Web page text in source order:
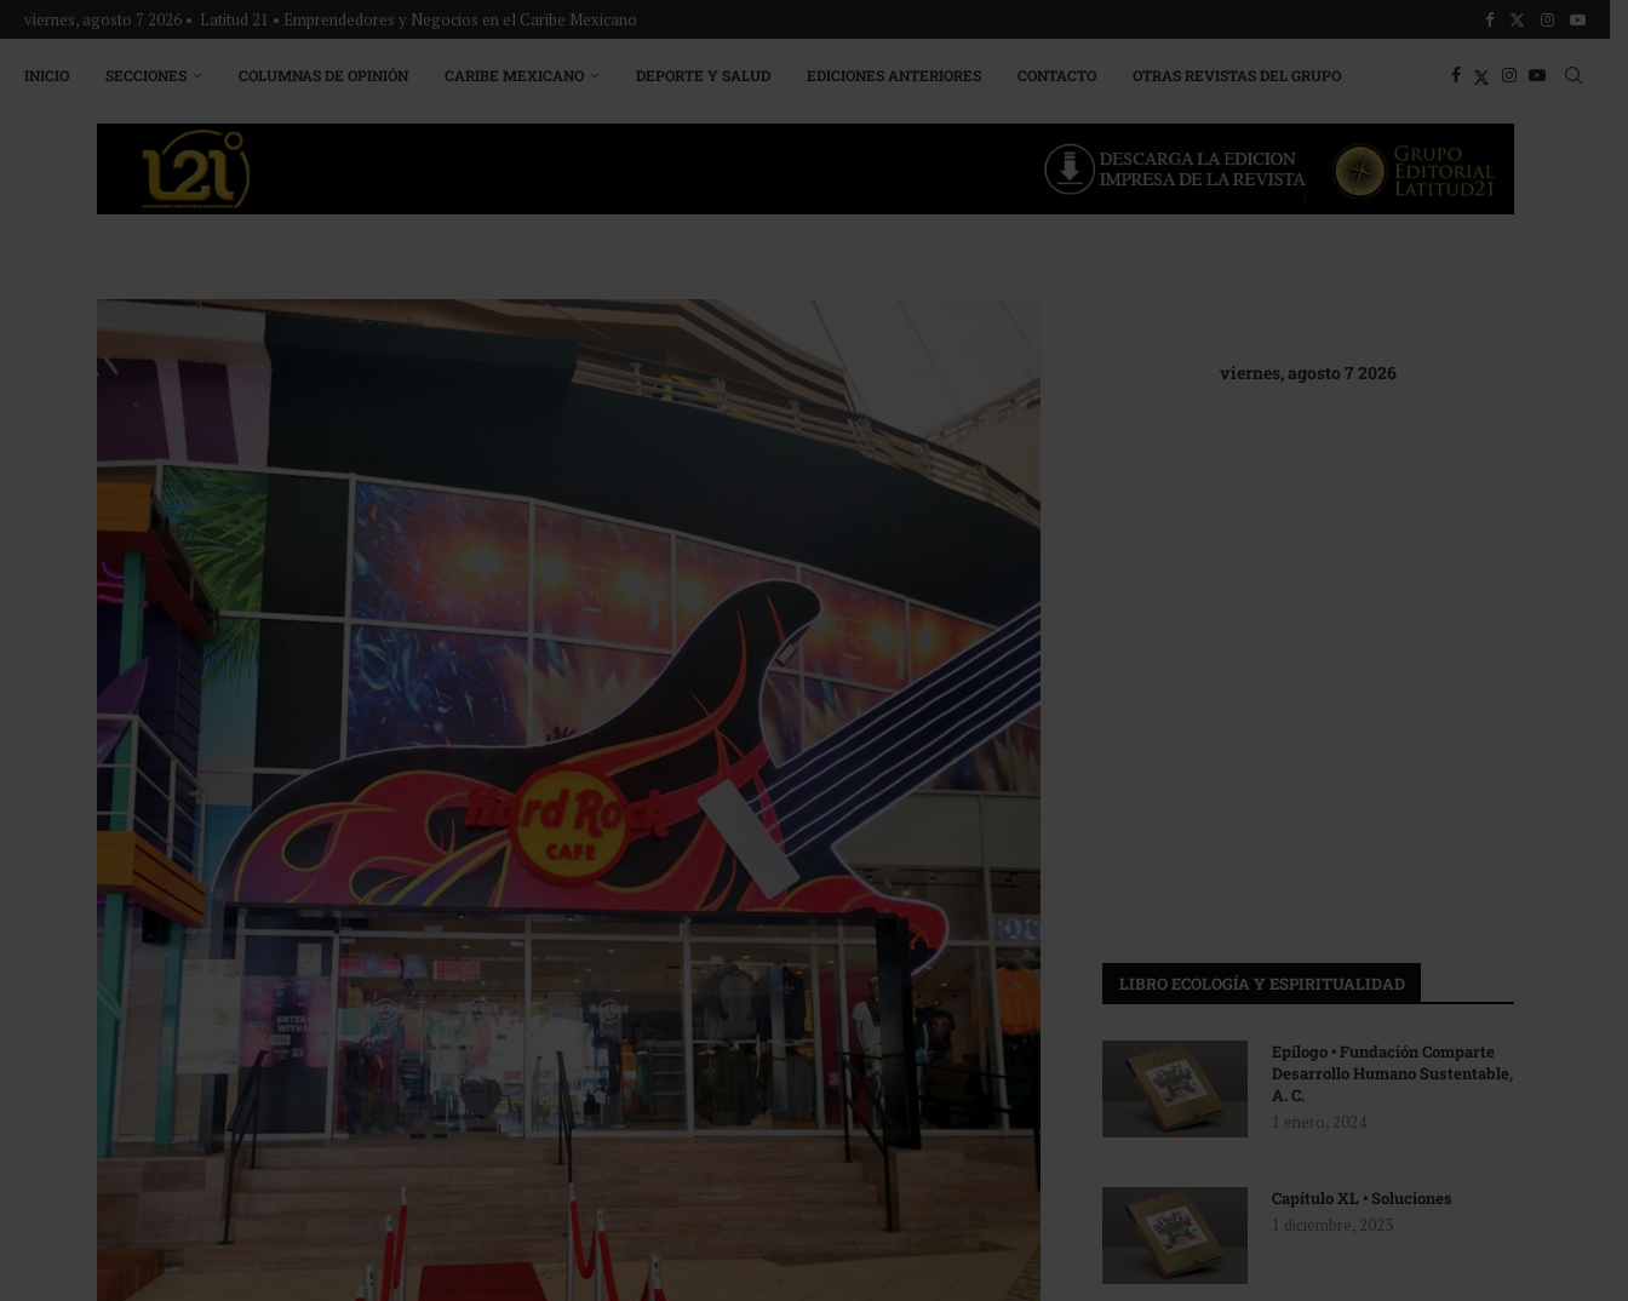
viernes, agosto 7 2026 • Latitud 21 • Emprendedores y Negocios en el Caribe Mexicano
INICIO SECCIONES COLUMNAS DE OPINIÓN CARIBE MEXICANO DEPORTE Y SALUD EDICIONES ANTERIORES CONTACTO OTRAS REVISTAS DEL GRUPO
viernes, agosto 7 2026
LIBRO ECOLOGÍA Y ESPIRITUALIDAD
Epílogo • Fundación Comparte
Desarrollo Humano Sustentable,
A. C.
1 enero, 2024
Capítulo XL • Soluciones
1 diciembre, 2023